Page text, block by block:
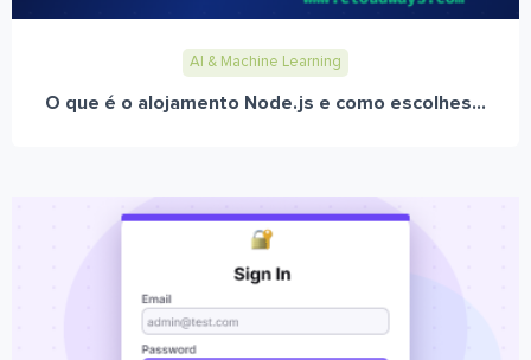
AI & Machine Learning
O que é o alojamento Node.js e como escolhes...